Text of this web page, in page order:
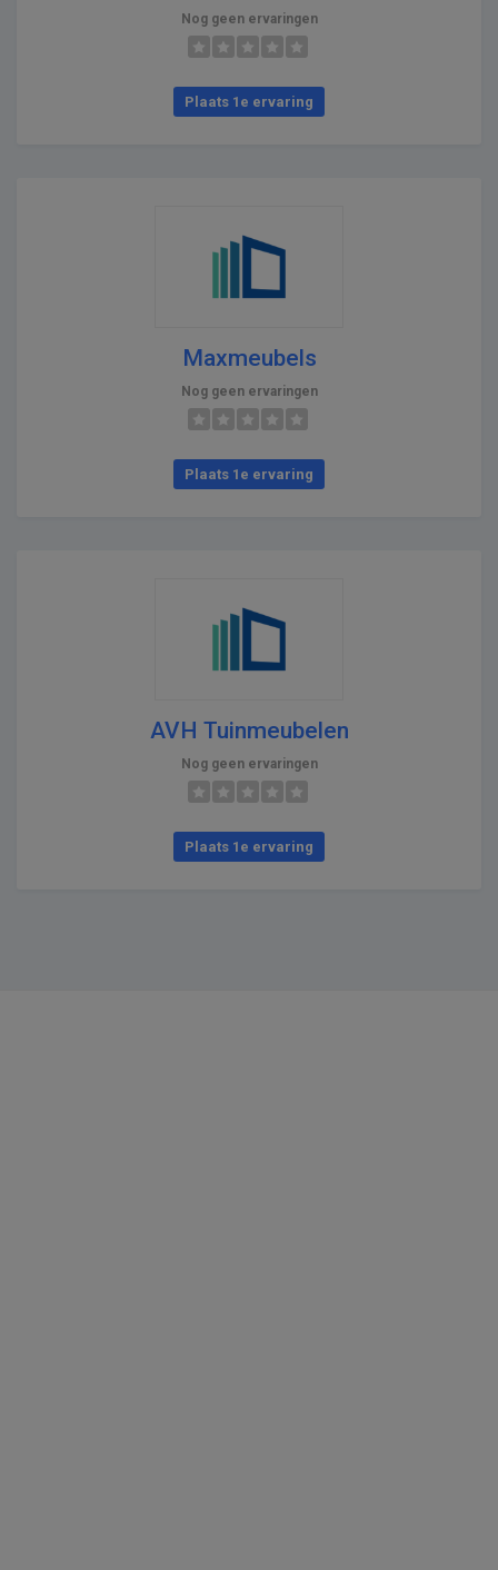
Nog geen ervaringen
Plaats 1e ervaring
Maxmeubels
Nog geen ervaringen
Plaats 1e ervaring
AVH Tuinmeubelen
Nog geen ervaringen
Plaats 1e ervaring